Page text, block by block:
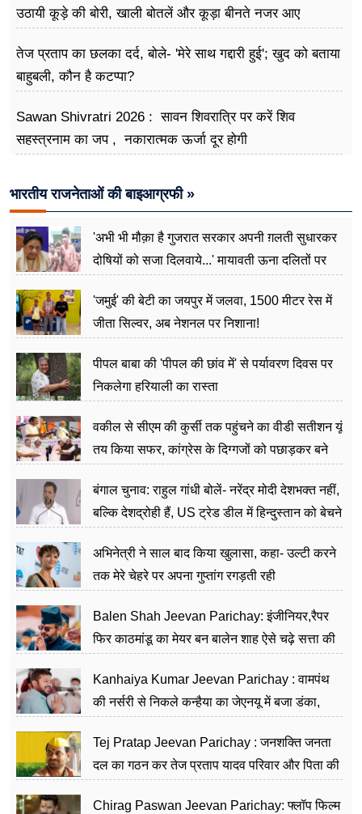
उठायी कूड़े की बोरी, खाली बोतलें और कूड़ा बीनते नजर आए
तेज प्रताप का छलका दर्द, बोले- 'मेरे साथ गद्दारी हुई'; खुद को बताया
बाहुबली, कौन है कटप्पा?
Sawan Shivratri 2026 : सावन शिवरात्रि पर करें शिव
सहस्त्रनाम का जप , नकारात्मक ऊर्जा दूर होगी
भारतीय राजनेताओं की बाइआग्रफी »
'अभी भी मौक़ा है गुजरात सरकार अपनी ग़लती सुधारकर
दोषियों को सजा दिलवाये...' मायावती ऊना दलितों पर
'जमुई' की बेटी का जयपुर में जलवा, 1500 मीटर रेस में
जीता सिल्वर, अब नेशनल पर निशाना!
पीपल बाबा की 'पीपल की छांव में' से पर्यावरण दिवस पर
निकलेगा हरियाली का रास्ता
वकील से सीएम की कुर्सी तक पहुंचने का वीडी सतीशन यूं
तय किया सफर, कांग्रेस के दिग्गजों को पछाड़कर बने
बंगाल चुनाव: राहुल गांधी बोलें- नरेंद्र मोदी देशभक्त नहीं,
बल्कि देशद्रोही हैं, US ट्रेड डील में हिन्दुस्तान को बेचने
अभिनेत्री ने साल बाद किया खुलासा, कहा- उल्टी करने
तक मेरे चेहरे पर अपना गुप्तांग रगड़ती रही
Balen Shah Jeevan Parichay: इंजीनियर,रैपर
फिर काठमांडू का मेयर बन बालेन शाह ऐसे चढ़े सत्ता की
Kanhaiya Kumar Jeevan Parichay : वामपंथ
की नर्सरी से निकले कन्हैया का जेएनयू में बजा डंका,
Tej Pratap Jeevan Parichay : जनशक्ति जनता
दल का गठन कर तेज प्रताप यादव परिवार और पिता की
Chirag Paswan Jeevan Parichay: फ्लॉप फिल्म